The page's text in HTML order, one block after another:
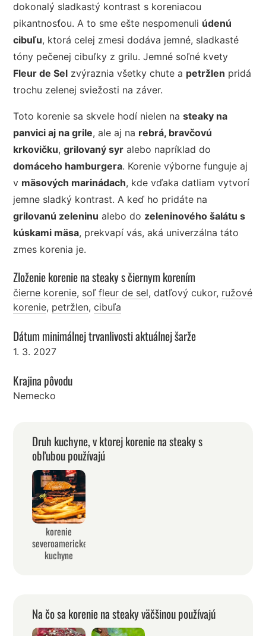
dokonalý sladkastý kontrast s koreniacou
pikantnosťou. A to sme ešte nespomenuli údenú
cibuľu, ktorá celej zmesi dodáva jemné, sladkasté
tóny pečenej cibuľky z grilu. Jemné soľné kvety
Fleur de Sel zvýraznia všetky chute a petržlen pridá
trochu zelenej sviežosti na záver.
Toto korenie sa skvele hodí nielen nasteaky na
panvici aj na grile, ale aj na rebrá, bravčovú
krkovičku,grilovaný syr alebo napríklad do
domáceho hamburgera. Korenie výborne funguje aj
v mäsových marinádach, kde vďaka datliam vytvorí
jemne sladký kontrast. A keď ho pridáte na
grilovanú zeleninu alebo do zeleninového šalátu s
kúskami mäsa, prekvapí vás, aká univerzálna táto
zmes korenia je.
Zloženie korenie na steaky s čiernym korením
čierne korenie, soľ fleur de sel,datľový cukor, ružové
korenie, petržlen,cibuľa
Dátum minimálnej trvanlivosti aktuálnej šarže
1. 3. 2027
Krajina pôvodu
Nemecko
Druh kuchyne, v ktorej korenie na steaky s
obľubou používajú
korenie
severoamerickej
kuchyne
Na čo sa korenie na steaky väčšinou používajú